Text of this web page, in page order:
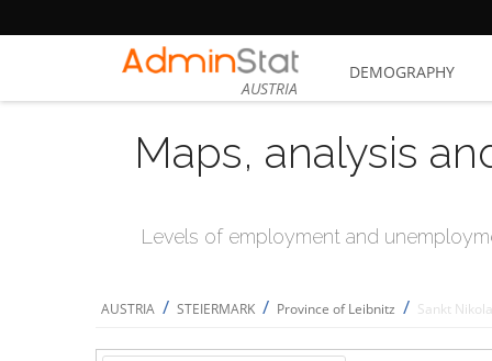
AUSTRIA
DEMOGRAPHY
Maps, analysis
Levels of employment and
AUSTRIA / STEIERMARK / Province of Leibnitz / Sankt